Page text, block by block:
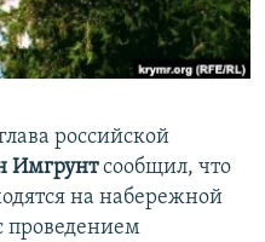
российской
Имгрунтсообщил, что
на набережной
проведением